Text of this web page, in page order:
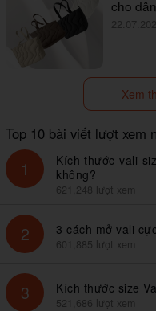
cho
Xem
Top 10 bài viết lượt xem
1
Kích thước vali
không?
621,248 lượt xem
2 3 cách mở vali
601,885 lượt xem
3 Kích thước size
521,686 lượt xem